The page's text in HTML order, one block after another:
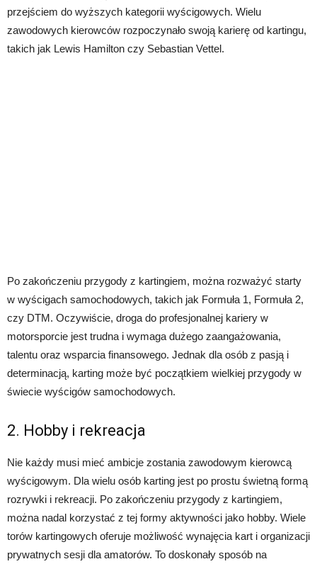
przejściem do wyższych kategorii wyścigowych. Wielu
zawodowych kierowców rozpoczynało swoją karierę od kartingu,
takich jak Lewis Hamilton czy Sebastian Vettel.
Po zakończeniu przygody z kartingiem, można rozważyć starty
w wyścigach samochodowych, takich jak Formuła 1, Formuła 2,
czy DTM. Oczywiście, droga do profesjonalnej kariery w
motorsporcie jest trudna i wymaga dużego zaangażowania,
talentu oraz wsparcia finansowego. Jednak dla osób z pasją i
determinacją, karting może być początkiem wielkiej przygody w
świecie wyścigów samochodowych.
2. Hobby i rekreacja
Nie każdy musi mieć ambicje zostania zawodowym kierowcą
wyścigowym. Dla wielu osób karting jest po prostu świetną formą
rozrywki i rekreacji. Po zakończeniu przygody z kartingiem,
można nadal korzystać z tej formy aktywności jako hobby. Wiele
torów kartingowych oferuje możliwość wynajęcia kart i organizacji
prywatnych sesji dla amatorów. To doskonały sposób na